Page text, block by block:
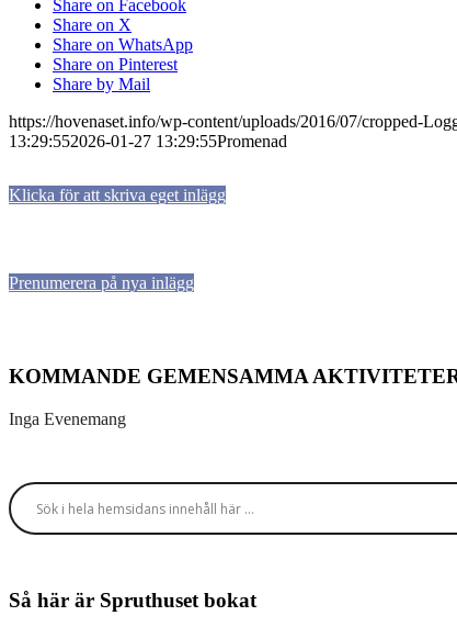
Share on Facebook
Share on X
Share on WhatsApp
Share on Pinterest
Share by Mail
https://hovenaset.info/wp-content/uploads/2016/07/cropped-
13:29:552026-01-27 13:29:55Promenad
Klicka för att skriva eget inlägg
Prenumerera på nya inlägg
KOMMANDE GEMENSAMMA
Inga Evenemang
Så här är Spruthuset bokat